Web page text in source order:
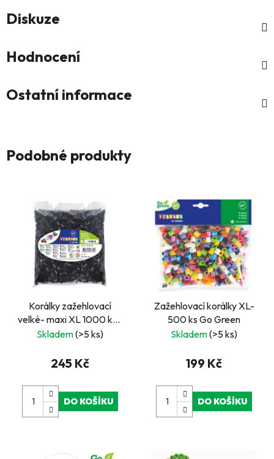
Diskuze
Hodnocení
Ostatní informace
Podobné produkty
Korálky zažehlovací
velké- maxi XL 1000 ks -
černé
Skladem(>5 ks)
245 Kč
DO KOŠÍKU
Zažehlovací korálky XL-
500 ks Go Green
Skladem(>5 ks)
199 Kč
DO KOŠÍKU